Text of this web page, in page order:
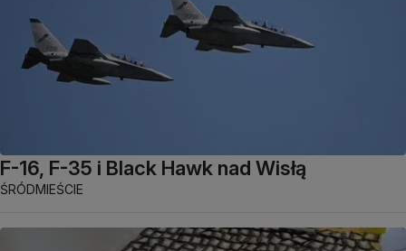
F-16, F-35 i Black Hawk nad Wisłą
ŚRÓDMIEŚCIE